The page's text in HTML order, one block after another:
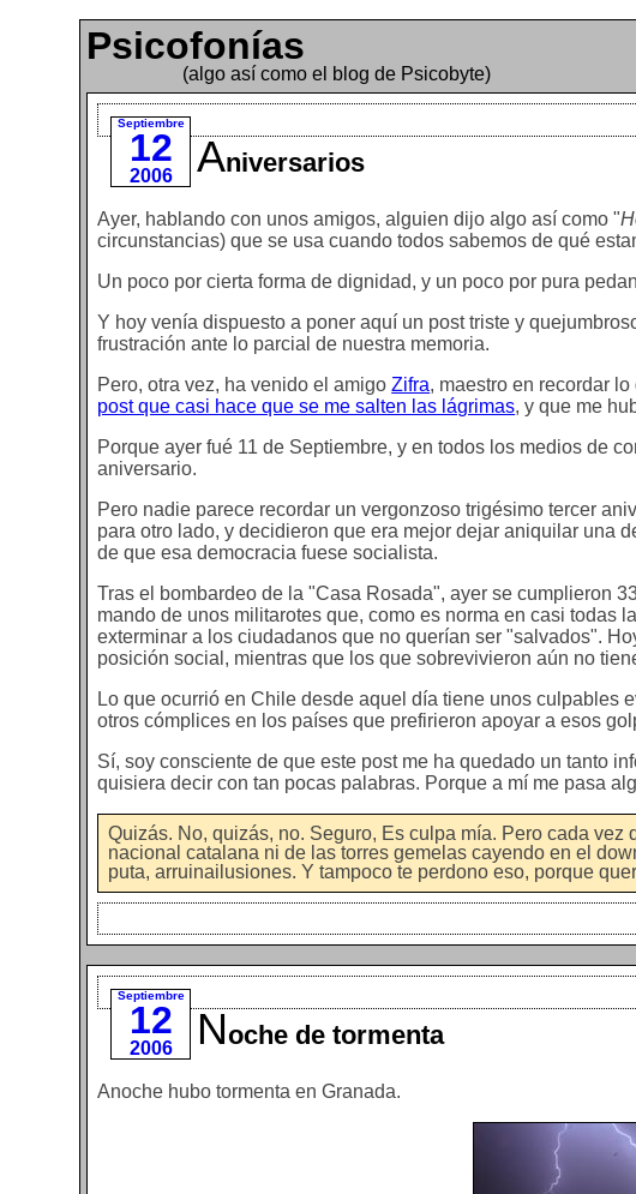
Psicofonías
(algo así como el blog de Psicobyte)
Septiembre
12
2006 Aniversarios
Ayer, hablando con unos amigos, alguien dijo algo así como "
circunstancias) que se usa cuando todos sabemos de qué
Un poco por cierta forma de dignidad, y un poco por pura
Y hoy venía dispuesto a poner aquí un post triste y
frustración ante lo parcial de nuestra memoria.
Pero, otra vez, ha venido el amigoZifra, maestro en recordar
post que casi hace que se me salten las lágrimas, y que me
Porque ayer fué 11 de Septiembre, y en todos los medios de
aniversario.
Pero nadie parece recordar un vergonzoso trigésimo tercer
para otro lado, y decidieron que era mejor dejar aniquilar una
de que esa democracia fuese socialista.
Tras el bombardeo de la "Casa Rosada", ayer se cumplieron
mando de unos militarotes que, como es norma en casi todas
exterminar a los ciudadanos que no querían ser "salvados".
posición social, mientras que los que sobrevivieron aún no
Lo que ocurrió en Chile desde aquel día tiene unos culpables
otros cómplices en los países que prefirieron apoyar a esos
Sí, soy consciente de que este post me ha quedado un tanto
quisiera decir con tan pocas palabras. Porque a mí me pasa
Quizás. No, quizás, no. Seguro, Es culpa mía. Pero cada
nacional catalana ni de las torres gemelas cayendo en el
puta, arruinailusiones. Y tampoco te perdono eso, porque
Septiembre
12
2006 Noche de tormenta
Anoche hubo tormenta en Granada.